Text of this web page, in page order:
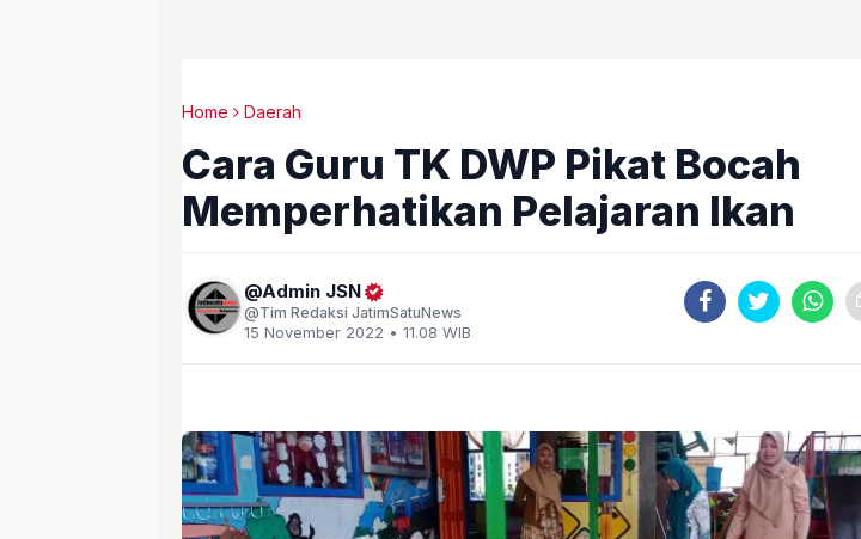
Home Daerah
Cara Guru TK DWP Pikat Bocah
Memperhatikan Pelajaran Ikan
Admin JSN
Tim Redaksi JatimSatuNews
15 November 2022 • 11.08 WIB